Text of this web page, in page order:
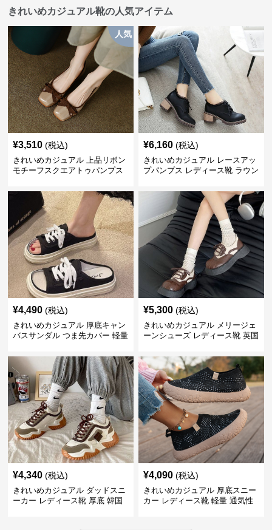
きれいめカジュアル靴の人気アイテム
人気
¥3,510 (税込)
きれいめカジュアル 上品リボン
モチーフスクエアトゥパンプス
¥6,160 (税込)
きれいめカジュアル レースアッ
プパンプス レディース靴 ラウン
上品 カジュアルシューズ
¥4,490 (税込)
きれいめカジュアル 厚底キャン
バスサンダル つま先カバー 軽量
アルシューズ
¥5,300 (税込)
きれいめカジュアル メリージェ
ーンシューズ レディース靴 英国
ラシカル フラットパンプス
¥4,340 (税込)
きれいめカジュアル ダッドスニ
ーカー レディース靴 厚底 韓国
¥4,090 (税込)
きれいめカジュアル 厚底スニー
カー レディース靴 軽量 通気性